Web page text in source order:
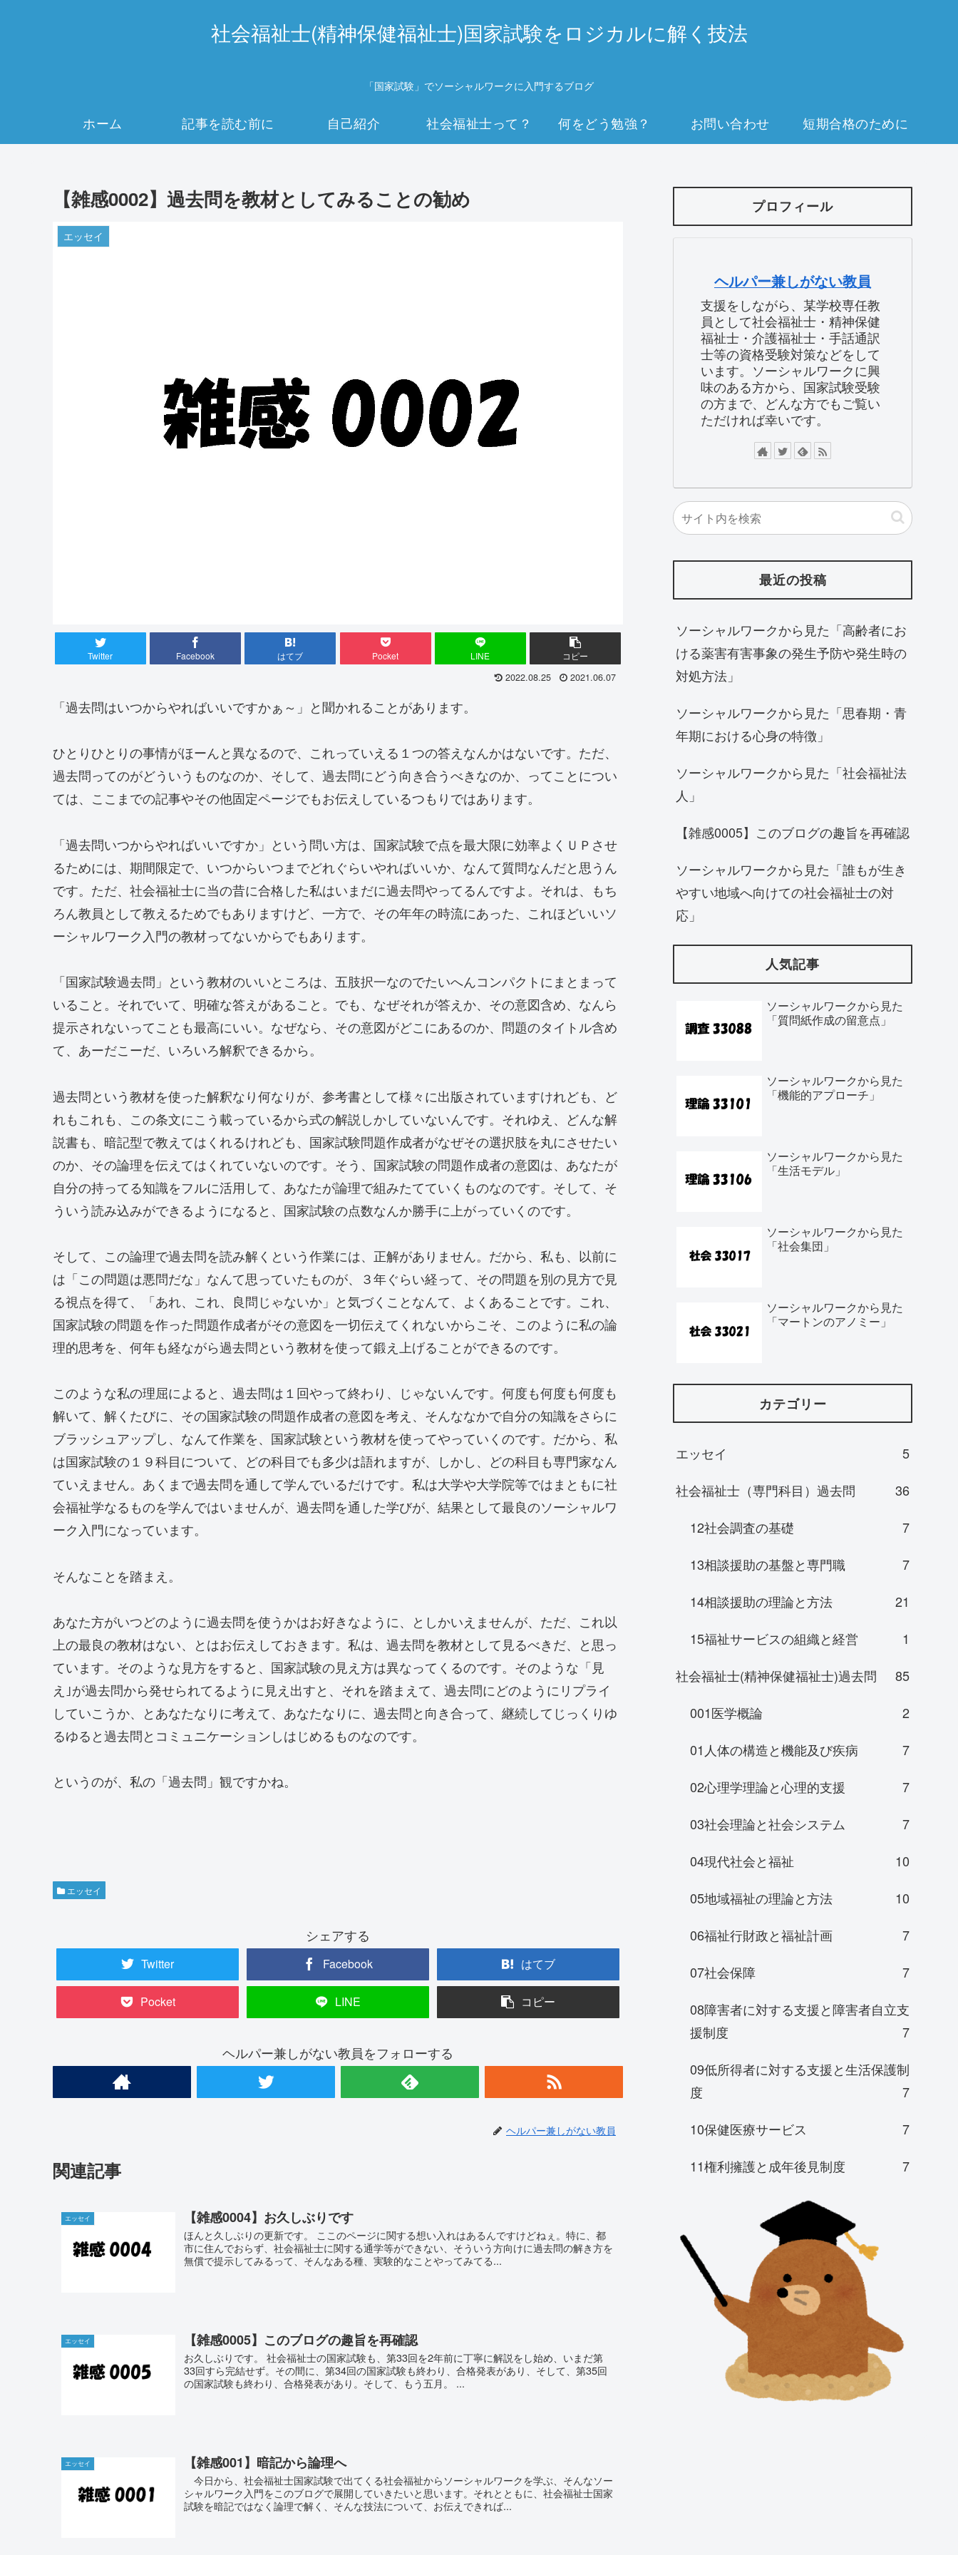
社会福祉士(精神保健福祉士)国家試験をロジカルに解く技法
「国家試験」でソーシャルワークに入門するブログ
ホーム 記事を読む前に 自己紹介 社会福祉士って？ 何をどう勉強？ お問い合わせ 短期合格のために
【雑感0002】過去問を教材としてみることの勧め
エッセイ
Twitter Facebook はてブ Pocket LINE コピー
2022.08.25 2021.06.07
「過去問はいつからやればいいですかぁ～」と聞かれることがあります。
ひとりひとりの事情がほーんと異なるので、これっていえる１つの答えなんかはないです。ただ、
過去問ってのがどういうものなのか、そして、過去問にどう向き合うべきなのか、ってことについ
ては、ここまでの記事やその他固定ページでもお伝えしているつもりではあります。
「過去問いつからやればいいですか」という問い方は、国家試験で点を最大限に効率よくＵＰさせ
るためには、期間限定で、いつからいつまでどれぐらいやればいいか、なんて質問なんだと思うん
です。ただ、社会福祉士に当の昔に合格した私はいまだに過去問やってるんですよ。それは、もち
ろん教員として教えるためでもありますけど、一方で、その年年の時流にあった、これほどいいソ
ーシャルワーク入門の教材ってないからでもあります。
「国家試験過去問」という教材のいいところは、五肢択一なのでたいへんコンパクトにまとまって
いること。それでいて、明確な答えがあること。でも、なぜそれが答えか、その意図含め、なんら
提示されないってことも最高にいい。なぜなら、その意図がどこにあるのか、問題のタイトル含め
て、あーだこーだ、いろいろ解釈できるから。
過去問という教材を使った解釈なり何なりが、参考書として様々に出版されていますけれども、ど
れもこれも、この条文にこう載っているから式の解説しかしていないんです。それゆえ、どんな解
説書も、暗記型で教えてはくれるけれども、国家試験問題作成者がなぜその選択肢を丸にさせたい
のか、その論理を伝えてはくれていないのです。そう、国家試験の問題作成者の意図は、あなたが
自分の持ってる知識をフルに活用して、あなたが論理で組みたてていくものなのです。そして、そ
ういう読み込みができるようになると、国家試験の点数なんか勝手に上がっていくのです。
そして、この論理で過去問を読み解くという作業には、正解がありません。だから、私も、以前に
は「この問題は悪問だな」なんて思っていたものが、３年ぐらい経って、その問題を別の見方で見
る視点を得て、「あれ、これ、良問じゃないか」と気づくことなんて、よくあることです。これ、
国家試験の問題を作った問題作成者がその意図を一切伝えてくれないからこそ、このように私の論
理的思考を、何年も経ながら過去問という教材を使って鍛え上げることができるのです。
このような私の理屈によると、過去問は１回やって終わり、じゃないんです。何度も何度も何度も
解いて、解くたびに、その国家試験の問題作成者の意図を考え、そんななかで自分の知識をさらに
ブラッシュアップし、なんて作業を、国家試験という教材を使ってやっていくのです。だから、私
は国家試験の１９科目について、どの科目でも多少は語れますが、しかし、どの科目も専門家なん
ていえません。あくまで過去問を通して学んでいるだけです。私は大学や大学院等ではまともに社
会福祉学なるものを学んではいませんが、過去問を通した学びが、結果として最良のソーシャルワ
ーク入門になっています。
そんなことを踏まえ。
あなた方がいつどのように過去問を使うかはお好きなように、としかいえませんが、ただ、これ以
上の最良の教材はない、とはお伝えしておきます。私は、過去問を教材として見るべきだ、と思っ
ています。そのような見方をすると、国家試験の見え方は異なってくるのです。そのような「見
え｣が過去問から発せられてるように見え出すと、それを踏まえて、過去問にどのようにリプライ
していこうか、とあなたなりに考えて、あなたなりに、過去問と向き合って、継続してじっくりゆ
るゆると過去問とコミュニケーションしはじめるものなのです。
というのが、私の「過去問」観ですかね。
エッセイ
シェアする
Twitter Facebook はてブ
Pocket LINE コピー
ヘルパー兼しがない教員をフォローする
ヘルパー兼しがない教員
関連記事
エッセイ 【雑感0004】お久しぶりです
ほんと久しぶりの更新です。 ここのページに関する想い入れはあるんですけどねぇ。特に、都
市に住んでおらず、社会福祉士に関する通学等ができない、そういう方向けに過去問の解き方を
無償で提示してみるって、そんなある種、実験的なことやってみてる...
エッセイ 【雑感0005】このブログの趣旨を再確認
お久しぶりです。 社会福祉士の国家試験も、第33回を2年前に丁寧に解説をし始め、いまだ第
33回すら完結せず。その間に、第34回の国家試験も終わり、合格発表があり、そして、第35回
の国家試験も終わり、合格発表があり。そして、もう五月。 ...
エッセイ 【雑感001】暗記から論理へ
今日から、社会福祉士国家試験で出てくる社会福祉からソーシャルワークを学ぶ、そんなソー
シャルワーク入門をこのブログで展開していきたいと思います。それとともに、社会福祉士国家
試験を暗記ではなく論理で解く、そんな技法について、お伝えできれば...
プロフィール
ヘルパー兼しがない教員
支援をしながら、某学校専任教
員として社会福祉士・精神保健
福祉士・介護福祉士・手話通訳
士等の資格受験対策などをして
います。ソーシャルワークに興
味のある方から、国家試験受験
の方まで、どんな方でもご覧い
ただければ幸いです。
最近の投稿
ソーシャルワークから見た「高齢者にお
ける薬害有害事象の発生予防や発生時の
対処方法」
ソーシャルワークから見た「思春期・青
年期における心身の特徴」
ソーシャルワークから見た「社会福祉法
人」
【雑感0005】このブログの趣旨を再確認
ソーシャルワークから見た「誰もが生き
やすい地域へ向けての社会福祉士の対
応」
人気記事
ソーシャルワークから見た
「質問紙作成の留意点」
ソーシャルワークから見た
「機能的アプローチ」
ソーシャルワークから見た
「生活モデル」
ソーシャルワークから見た
「社会集団」
ソーシャルワークから見た
「マートンのアノミー」
カテゴリー
エッセイ
5
社会福祉士（専門科目）過去問
36
12社会調査の基礎
7
13相談援助の基盤と専門職
7
14相談援助の理論と方法
21
15福祉サービスの組織と経営
1
社会福祉士(精神保健福祉士)過去問
85
001医学概論
2
01人体の構造と機能及び疾病
7
02心理学理論と心理的支援
7
03社会理論と社会システム
7
04現代社会と福祉
10
05地域福祉の理論と方法
10
06福祉行財政と福祉計画
7
07社会保障
7
08障害者に対する支援と障害者自立支
援制度
7
09低所得者に対する支援と生活保護制
度
7
10保健医療サービス
7
11権利擁護と成年後見制度
7